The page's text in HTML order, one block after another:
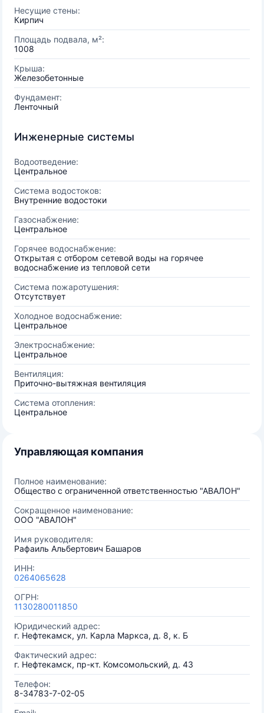
Несущие стены:
Кирпич
Площадь подвала, м²:
1008
Крыша:
Железобетонные
Фундамент:
Ленточный
Инженерные системы
Водоотведение:
Центральное
Система водостоков:
Внутренние водостоки
Газоснабжение:
Центральное
Горячее водоснабжение:
Открытая с отбором сетевой воды на горячее
водоснабжение из тепловой сети
Система пожаротушения:
Отсутствует
Холодное водоснабжение:
Центральное
Электроснабжение:
Центральное
Вентиляция:
Приточно-вытяжная вентиляция
Система отопления:
Центральное
Управляющая компания
Полное наименование:
Общество с ограниченной ответственностью "АВАЛОН"
Сокращенное наименование:
ООО "АВАЛОН"
Имя руководителя:
Рафаиль Альбертович Башаров
ИНН:
0264065628
ОГРН:
1130280011850
Юридический адрес:
г. Нефтекамск, ул. Карла Маркса, д. 8, к. Б
Фактический адрес:
г. Нефтекамск, пр-кт. Комсомольский, д. 43
Телефон:
8-34783-7-02-05